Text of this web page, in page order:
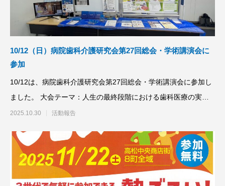
10/12（日）病院歯科介護研究会第27回総会・学術講演会に
参加
10/12は、病院歯科介護研究会第27回総会・学術講演会に参加し
ました。 大会テーマ：人生の最終段階における歯科医療の実践
食べるを支
2025.10.30 活動報告